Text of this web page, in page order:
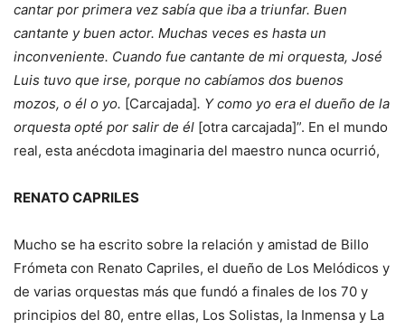
cantar por primera vez sabía que iba a triunfar. Buen
cantante y buen actor. Muchas veces es hasta un
inconveniente. Cuando fue cantante de mi orquesta, José
Luis tuvo que irse, porque no cabíamos dos buenos
mozos, o él o yo. [Carcajada]. Y como yo era el dueño de la
orquesta opté por salir de él [otra carcajada]”. En el mundo
real, esta anécdota imaginaria del maestro nunca ocurrió,
RENATO CAPRILES
Mucho se ha escrito sobre la relación y amistad de Billo
Frómeta con Renato Capriles, el dueño de Los Melódicos y
de varias orquestas más que fundó a finales de los 70 y
principios del 80, entre ellas, Los Solistas, la Inmensa y La